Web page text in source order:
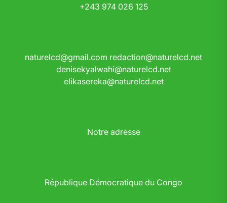
+243 974 026 125
naturelcd@gmail.com redaction@naturelcd.net
denisekyalwahi@naturelcd.net
elikasereka@naturelcd.net
Notre adresse
République Démocratique du Congo